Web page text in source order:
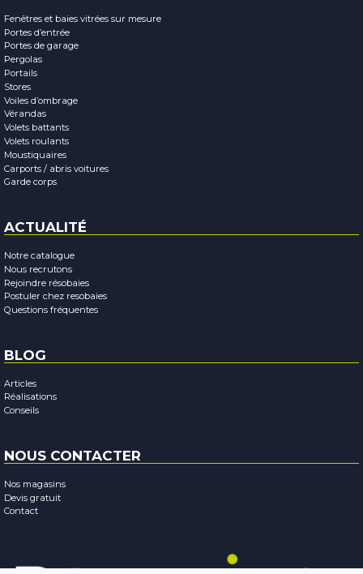
Fenêtres et baies vitrées sur mesure
Portes d’entrée
Portes de garage
Pergolas
Portails
Stores
Voiles d’ombrage
Vérandas
Volets battants
Volets roulants
Moustiquaires
Carports / abris voitures
Garde corps
ACTUALITÉ
Notre catalogue
Nous recrutons
Rejoindre résobaies
Postuler chez resobaies
Questions fréquentes
BLOG
Articles
Réalisations
Conseils
NOUS CONTACTER
Nos magasins
Devis gratuit
Contact